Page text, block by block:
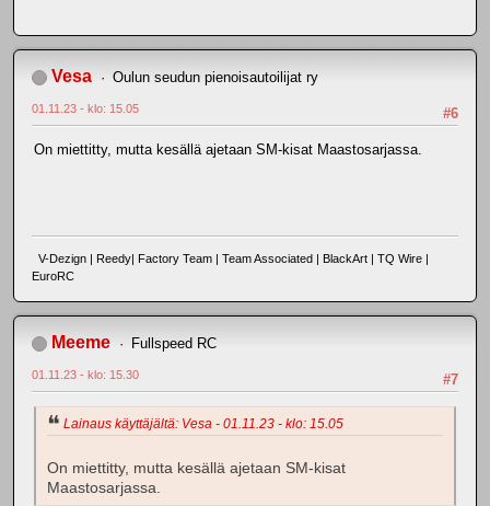
Vesa Oulun seudun pienoisautoilijat ry
#6
01.11.23 - klo: 15.05
On miettitty, mutta kesällä ajetaan SM-kisat Maastosarjassa.
V-Dezign | Reedy| Factory Team | Team Associated | BlackArt | TQ Wire |
EuroRC
Meeme Fullspeed RC
#7
01.11.23 - klo: 15.30
Lainaus käyttäjältä: Vesa - 01.11.23 - klo: 15.05
On miettitty, mutta kesällä ajetaan SM-kisat
Maastosarjassa.